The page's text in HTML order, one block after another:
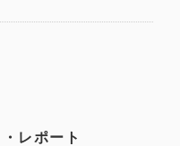
レポート